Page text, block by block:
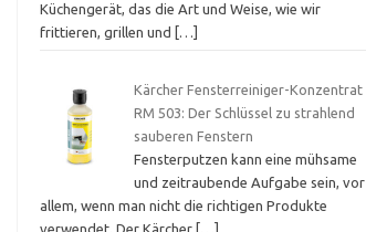
Küchengerät, das die Art und Weise, wie wir
frittieren, grillen und
[…]
Kärcher Fensterreiniger-Konzentrat
RM 503: Der Schlüssel zu strahlend
sauberen Fenstern
Fensterputzen kann eine mühsame
und zeitraubende Aufgabe sein, vor
allem, wenn man nicht die richtigen Produkte
verwendet. Der Kärcher […]